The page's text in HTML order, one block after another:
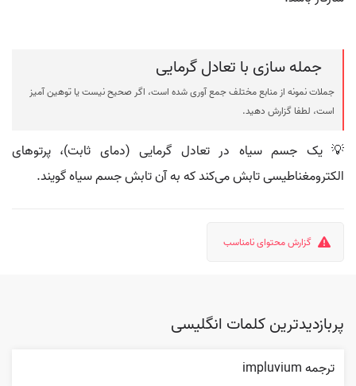
جمله سازی با تعادل گرمایی
جملات نمونه از منابع مختلف جمع آوری شده است، اگر صحیح نیست یا توهین آمیز
است، لطفا گزارش دهید.
💡 یک جسم سیاه در تعادل گرمایی (دمای ثابت)، پرتوهای
الکترومغناطیسی تابش می‌کند که به آن تابش جسم سیاه گویند.
گزارش محتوای نامناسب
پربازدیدترین کلمات انگلیسی
ترجمه impluvium